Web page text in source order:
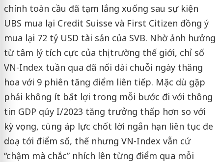
chính toàn cầu đã tạm lắng xuống sau sự kiện
UBS mua lại Credit Suisse và First Citizen đồng ý
mua lại 72 tỷ USD tài sản của SVB. Nhờ ảnh hưởng
từ tâm lý tích cực của thị trường thế giới, chỉ số
VN-Index tuần qua đã nối dài chuỗi ngày thăng
hoa với 9 phiên tăng điểm liên tiếp. Mặc dù gặp
phải không ít bất lợi trong mỗi bước đi với thông
tin GDP qúy I/2023 tăng trưởng thấp hơn so với
kỳ vọng, cùng áp lực chốt lời ngắn hạn liên tục đe
doạ tới điểm số, thế nhưng VN-Index vẫn cứ
“chậm mà chắc” nhích lên từng điểm qua mỗi